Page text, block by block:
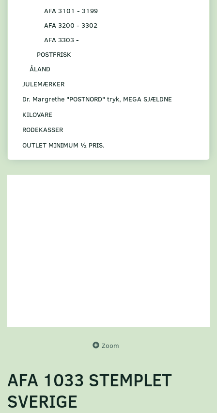
AFA 3101 - 3199
AFA 3200 - 3302
AFA 3303 -
POSTFRISK
ÅLAND
JULEMÆRKER
Dr. Margrethe "POSTNORD" tryk, MEGA SJÆLDNE
KILOVARE
RODEKASSER
OUTLET MINIMUM ½ PRIS.
Zoom
AFA 1033 STEMPLET
SVERIGE